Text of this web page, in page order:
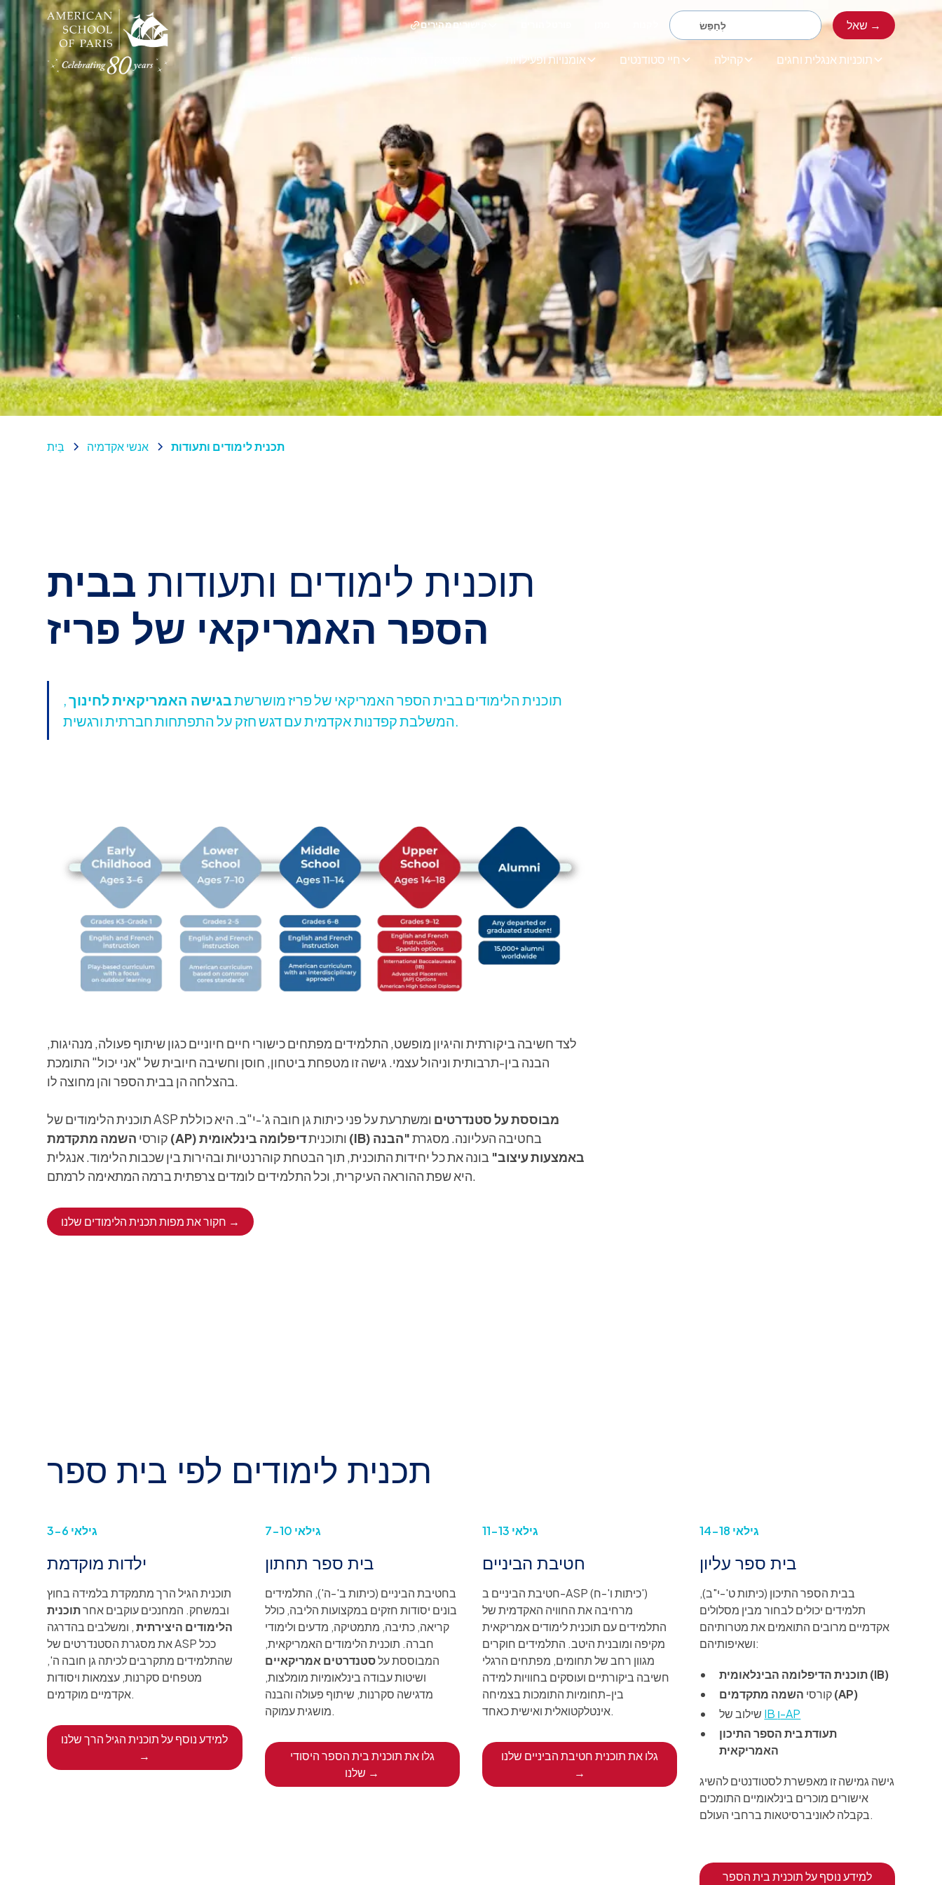
קישורים מהירים שאל →
אוֹדוֹת אומנויות ופעילויות חיי סטודנטים קהילה תוכניות אנגלית וחגים
בַּיִת אנשי אקדמיה תכנית לימודים ותעודות
תוכנית לימודים ותעודות בבית
הספר האמריקאי של פריז
תוכנית הלימודים בבית הספר האמריקאי של פריז מושרשתבגישה האמריקאית לחינוך,
המשלבת קפדנות אקדמית עם דגש חזק על התפתחות חברתית ורגשית.
לצד חשיבה ביקורתית והיגיון מופשט, התלמידים מפתחים כישורי חיים חיוניים כגון שיתוף פעולה, מנהיגות,
הבנה בין-תרבותית וניהול עצמי. גישה זו מטפחת ביטחון, חוסן וחשיבה חיובית של "אני יכול" התומכת
תוכנית הלימודים של ASP מבוססת על סטנדרטים ומשתרעת על פני כיתות גן חובה ג'-י"ב. היא כוללת
קורסי השמה מתקדמת (AP) ותוכנית דיפלומה בינלאומית (IB) בחטיבה העליונה. מסגרת"הבנה
באמצעות עיצוב" בונה את כל יחידות התוכנית, תוך הבטחת קוהרנטיות ובהירות בין שכבות הלימוד. אנגלית
חקור את מפות תכנית הלימודים שלנו →
תכנית לימודים לפי בית ספר
גילאי 3-6
ילדות מוקדמת
תוכנית הגיל הרך מתמקדת בלמידה בחוץ
ובמשחק. המחנכים עוקבים אחרתוכנית
הלימודים היצירתית, ומשלבים בהדרגה
את מסגרת הסטנדרטים של ASP ככל
שהתלמידים מתקרבים לכיתה גן חובה ה',
מטפחים סקרנות, עצמאות ויסודות
אקדמיים מוקדמים.
למידע נוסף על תוכנית הגיל הרך שלנו
→
גילאי 7-10
בית ספר תחתון
בחטיבת הביניים (כיתות ב'-ה'), התלמידים
בונים יסודות חזקים במקצועות הליבה, כולל
קריאה, כתיבה, מתמטיקה, מדעים ולימודי
חברה. תוכנית הלימודים האמריקאית,
המבוססת עלסטנדרטים אמריקאיים
ושיטות עבודה בינלאומיות מומלצות,
מדגישה סקרנות, שיתוף פעולה והבנה
מושגית עמוקה.
גלו את תוכנית בית הספר היסודי
שלנו →
גילאי 11-13
חטיבת הביניים
חטיבת הביניים ב-ASP (כיתות ו'-ח')
מרחיבה את החוויה האקדמית של
התלמידים עם תוכנית לימודים אמריקאית
מקיפה ומובנית היטב. התלמידים חוקרים
מגוון רחב של תחומים, מפתחים הרגלי
חשיבה ביקורתיים ועוסקים בחוויות למידה
בין-תחומיות התומכות בצמיחה
אינטלקטואלית ואישית כאחד.
גלו את תוכנית חטיבת הביניים שלנו
→
גילאי 14-18
בית ספר עליון
בבית הספר התיכון (כיתות ט'-י"ב),
תלמידים יכולים לבחור מבין מסלולים
אקדמיים מרובים התואמים את מטרותיהם
ושאיפותיהם:
תוכנית הדיפלומה הבינלאומית (IB)
קורסיהשמה מתקדמים (AP)
IB ו-AP
תעודת בית הספר התיכון
האמריקאית
גישה גמישה זו מאפשרת לסטודנטים להשיג
אישורים מוכרים בינלאומיים התומכים
בקבלה לאוניברסיטאות ברחבי העולם.
למידע נוסף על תוכנית בית הספר